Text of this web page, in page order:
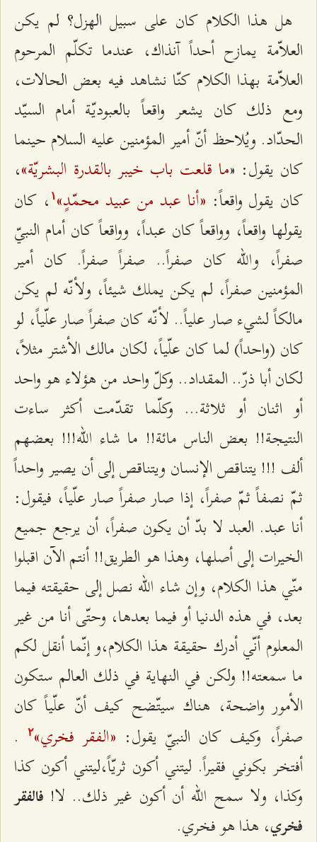
هل هذا الكلام كان على سبيل الهزل؟ لم يكن
العلاّمة يمازح أحداً آنذاك، عندما تكلّم المرحوم
العلاّمة بهذا الكلام كنّا نشاهد فيه بعض الحالات،
ومع ذلك كان يشعر واقعاً بالعبوديّة أمام السيّد
الحدّاد. ويُلاحظ أنّ أمير المؤمنين عليه السلام حينما
كان يقول: «ما قلعت باب خيبر بالقدرة البشريّة»،
كان يقول واقعاً: «أنا عبد من عبيد محمّدٍ» ۱ ، كان
يقولها واقعاً، وواقعاً كان عبداً، وواقعاً كان أمام النبيّ
صفراً، والله كان صفراً.. صفراً صفراً. كان أمير
المؤمنين صفراً، لم يكن يملك شيئاً، ولأنّه لم يكن
مالكاً لشيء صار علياً.. لأنّه كان صفراً صار علّياً، لو
كان (واحداً) لما كان علّياً، لكان مالك الأشتر مثلاً،
لكان أبا ذرّ.. المقداد.. وكلّ واحد من هؤلاء هو واحد
أو اثنان أو ثلاثة... وكلّما تقدّمت أكثر ساءت
النتيجة!! بعض الناس مائة!! ما شاء الله!!! بعضهم
ألف !!! يتناقص الإنسان ويتناقص إلى أن يصير واحداً
ثمّ نصفاً ثمّ صفراً، إذا صار صفراً صار علّياً، فيقول:
أنا عبد. العبد لا بدّ أن يكون صفراً، أن يرجع جميع
الخيرات إلى أصلها، وهذا هو الطريق!! أنتم الآن اقبلوا
منّي هذا الكلام، وإن شاء الله نصل إلى حقيقته فيما
بعد، في هذه الدنيا أو فيما بعدها، وحتّى أنا من غير
المعلوم أنّي أدرك حقيقة هذا الكلام،و إنّما أنقل لكم
ما سمعته!! ولكن في النهاية في ذلك العالم ستكون
الأمور واضحة، هناك سيتّضح كيف أنّ علّياً كان
صفراً، وكيف كان النبيّ يقول: «الفقر فخري»٢
.
أفتخر بكوني فقيراً. ليتني أكون ثريّاً،ليتني أكون كذا
وكذا، ولا سمح الله أن أكون غير ذلك.. لا! فالفقر
فخري، هذا هو فخري.